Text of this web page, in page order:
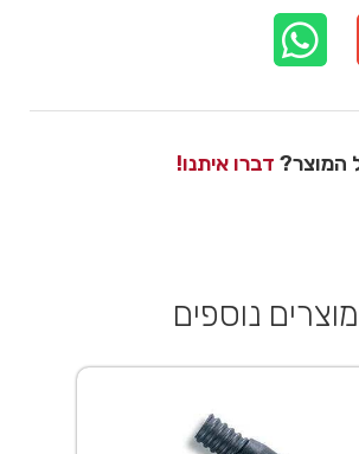
המוצר? דברו איתנו!
מוצרים נוספים